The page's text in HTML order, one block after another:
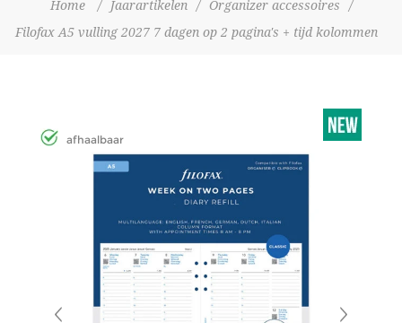
Home / Jaarartikelen / Organizer accessoires
/
Filofax A5 vulling 2027 7 dagen op 2 pagina's + tijd kolommen
afhaalbaar